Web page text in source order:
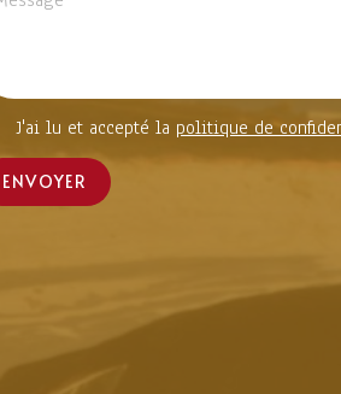
J'ai lu et accepté la politique de
ENVOYER